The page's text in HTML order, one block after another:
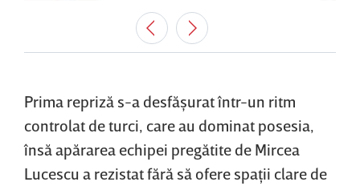
Prima repriză s-a desfăşurat într-un ritm
controlat de turci, care au dominat posesia,
însă apărarea echipei pregătite de Mircea
Lucescu a rezistat fără să ofere spaţii clare de